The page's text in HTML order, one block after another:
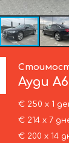
Ауди
€ 250 х 1
€ 214 х 7
€ 200 х 14